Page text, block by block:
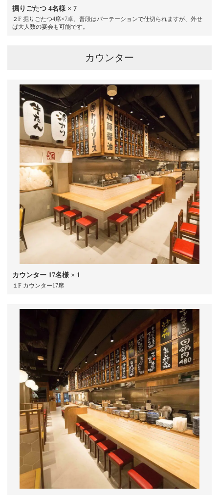
掘りごたつ 4名様 × 7
２F 掘りごたつ4席×7卓、普段はパーテーションで仕切られますが、外せ
ば大人数の宴会も可能です。
カウンター
カウンター 17名様 × 1
１F カウンター17席